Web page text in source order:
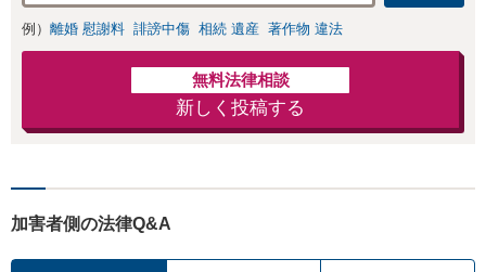
きの対処法、被害
者との示談交渉
例） 離婚 慰謝料 誹謗中傷 相続 遺産 著作物 違法
無料法律相談
新しく投稿する
加害者側の法律Q&A